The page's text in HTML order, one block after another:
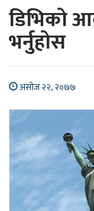
डिभिको
भर्नुहोस
असोज २२, २०७७